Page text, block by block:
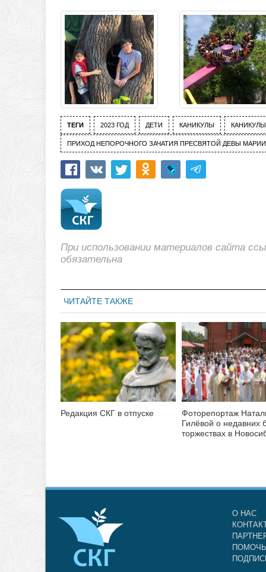
ТЕГИ 2023 ГОД ДЕТИ КАНИКУЛЫ
ПРИХОД НЕПОРОЧНОГО ЗАЧАТИЯ ПРЕСВЯТОЙ ДЕВЫ МАРИИ
При использовании материалов сайта
обязательна
ЧИТАЙТЕ ТАКЖЕ
Редакция СКГ в отпуске
Фоторепортаж
Гилёвой о недавних
торжествах в
О НАС